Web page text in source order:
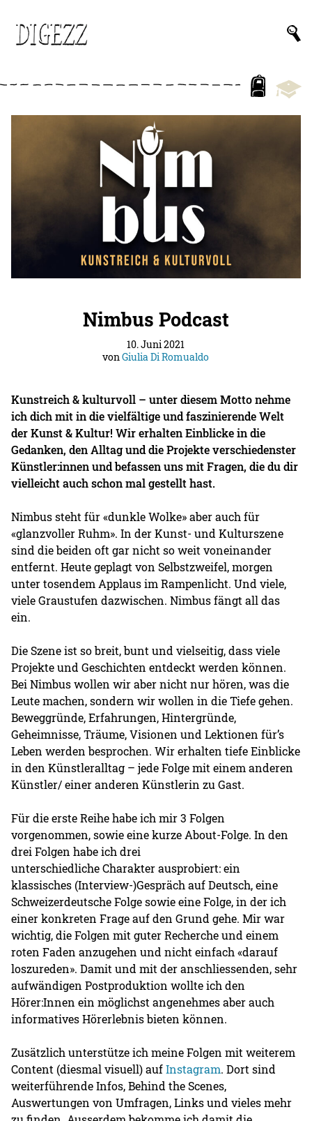
Nimbus Podcast
10. Juni 2021
vonGiulia Di Romualdo
Kunstreich & kulturvoll – unter diesem Motto nehme
ich dich mit in die vielfältige und faszinierende Welt
der Kunst & Kultur! Wir erhalten Einblicke in die
Gedanken, den Alltag und die Projekte verschiedenster
Künstler:innen und befassen uns mit Fragen, die du dir
vielleicht auch schon mal gestellt hast.
Nimbus steht für «dunkle Wolke» aber auch für
«glanzvoller Ruhm». In der Kunst- und Kulturszene
sind die beiden oft gar nicht so weit voneinander
entfernt. Heute geplagt von Selbstzweifel, morgen
unter tosendem Applaus im Rampenlicht. Und viele,
viele Graustufen dazwischen. Nimbus fängt all das
ein.
Die Szene ist so breit, bunt und vielseitig, dass viele
Projekte und Geschichten entdeckt werden können.
Bei Nimbus wollen wir aber nicht nur hören, was die
Leute machen, sondern wir wollen in die Tiefe gehen.
Beweggründe, Erfahrungen, Hintergründe,
Geheimnisse, Träume, Visionen und Lektionen für’s
Leben werden besprochen. Wir erhalten tiefe Einblicke
in den Künstleralltag – jede Folge mit einem anderen
Künstler/ einer anderen Künstlerin zu Gast.
Für die erste Reihe habe ich mir 3 Folgen
vorgenommen, sowie eine kurze About-Folge. In den
drei Folgen habe ich drei
unterschiedliche Charakter ausprobiert: ein
klassisches (Interview-)Gespräch auf Deutsch, eine
Schweizerdeutsche Folge sowie eine Folge, in der ich
einer konkreten Frage auf den Grund gehe. Mir war
wichtig, die Folgen mit guter Recherche und einem
roten Faden anzugehen und nicht einfach «darauf
loszureden». Damit und mit der anschliessenden, sehr
aufwändigen Postproduktion wollte ich den
Hörer:Innen ein möglichst angenehmes aber auch
informatives Hörerlebnis bieten können.
Zusätzlich unterstütze ich meine Folgen mit weiterem
Content (diesmal visuell) aufInstagram. Dort sind
weiterführende Infos, Behind the Scenes,
Auswertungen von Umfragen, Links und vieles mehr